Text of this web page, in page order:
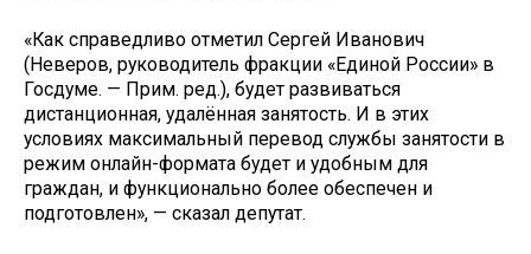
«Как справедливо отметил Сергей Иванович
(Неверов, руководитель фракции «Единой России» в
Госдуме. — Прим. ред.), будет развиваться
дистанционная, удалённая занятость. И в этих
условиях максимальный перевод службы занятости в
режим онлайн-формата будет и удобным для
граждан, и функционально более обеспечен и
подготовлен», — сказал депутат.